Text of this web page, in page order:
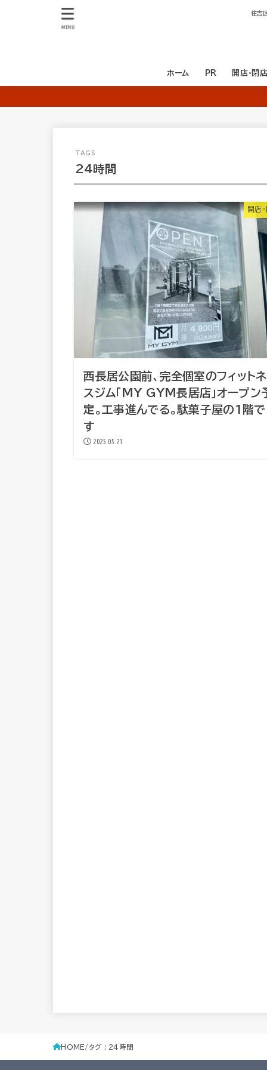
住吉
ホーム PR 開店・閉
MENU
24時間
開店
西長居公園前、完全個室のフィットネ
スジム「MY GYM長居店」オープン
定。工事進んでる。駄菓子屋の1階で
す
2025.05.21
HOME タグ : 24時間